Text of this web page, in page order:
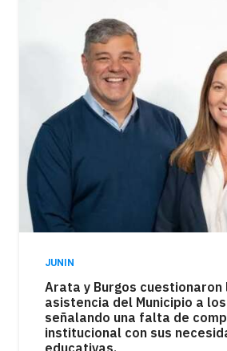
JUNIN
Arata y Burgos cuestionaron
asistencia del Municipio a
señalando una falta de
institucional con sus